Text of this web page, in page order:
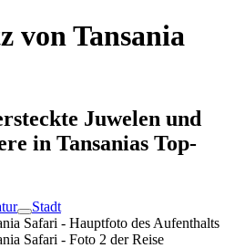
von Tansania
Juwelen und
in Tansanias Top-
Stadt